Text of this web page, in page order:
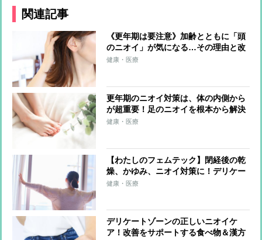
関連記事
《更年期は要注意》加齢とともに「頭
のニオイ」が気になる…その理由と改
善法は？
健康・医療
更年期のニオイ対策は、体の内側から
が超重要！足のニオイを根本から解決
する食べ物＆漢方薬
健康・医療
【わたしのフェムテック】閉経後の乾
燥、かゆみ、ニオイ対策に！デリケー
トゾーン専用オイルクレンジング
健康・医療
デリケートゾーンの正しいニオイケ
ア！改善をサポートする食べ物＆漢方